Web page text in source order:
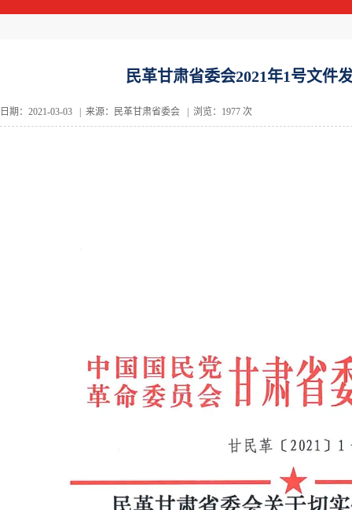
民革甘肃省委会2021年1号文件
日期：2021-03-03 | 来源：民革甘肃省委会 | 浏览：1977 次